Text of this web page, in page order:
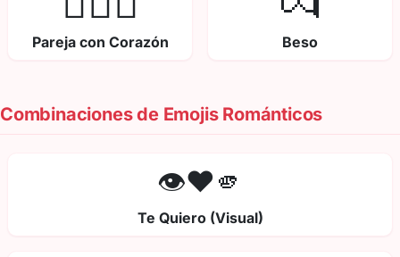
Pareja con Corazón Beso
Combinaciones de Emojis Románticos
👁️❤️🫵
Te Quiero (Visual)